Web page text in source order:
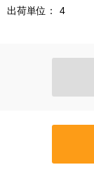
出荷単位：
4